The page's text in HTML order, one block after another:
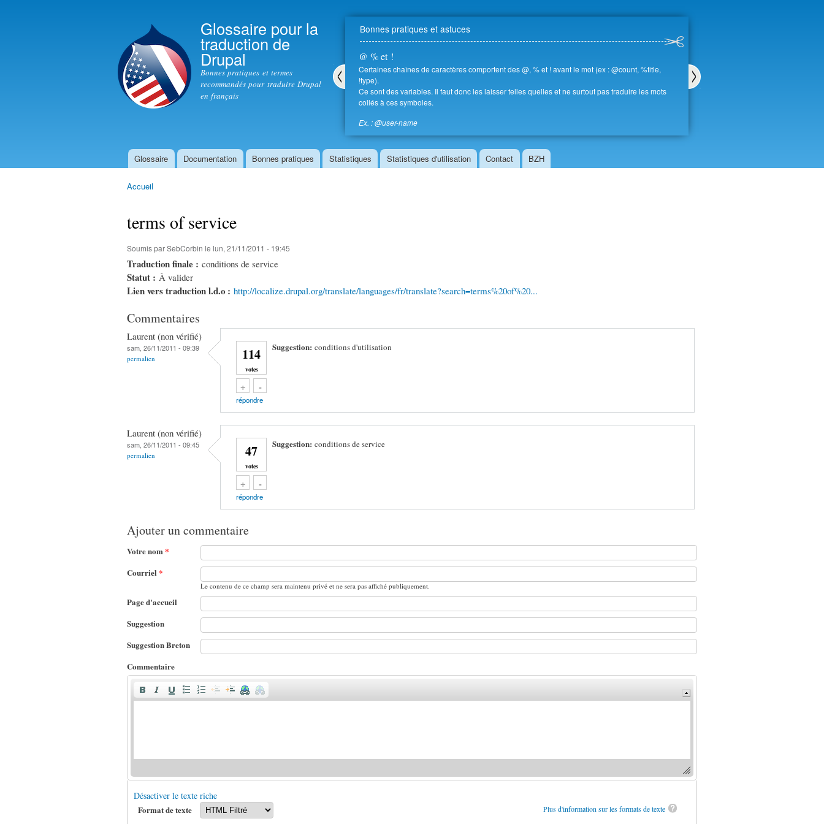
contenu
principal
Glossaire pour la
traduction de
Drupal
Bonnes pratiques et termes
recommandés pour traduire Drupal
en français
Bonnes pratiques et astuces
@ % et !
Certaines chaînes de caractères comportent des @, % et ! avant le mot (ex : @count, %title,
!type).
Ce sont des variables. Il faut donc les laisser telles quelles et ne surtout pas traduire les mots
collés à ces symboles.
Ex. : @user-name
Menu principal
Glossaire Documentation Bonnes pratiques Statistiques Statistiques d'utilisation Contact BZH
Accueil
terms of service
Soumis parSebCorbin le lun, 21/11/2011 - 19:45
Traduction finale : conditions de service
Statut : À valider
Lien vers traduction l.d.o : http://localize.drupal.org/translate/languages/fr/translate?search=terms%20of%20...
Commentaires
Laurent (non vérifié)
sam, 26/11/2011 - 09:39
permalien 114
votes
+
Vote up!-
Vote down!
Suggestion:conditions d'utilisation
répondre
Laurent (non vérifié)
sam, 26/11/2011 - 09:45
permalien 47
votes
+
Vote up!-
Vote down!
Suggestion:conditions de service
répondre
Ajouter un commentaire
Votre nom*
Courriel *
Le contenu de ce champ sera maintenu privé et ne sera pas affiché publiquement.
Page d'accueil
Suggestion
Suggestion Breton
Commentaire
Désactiver le texte riche
Plus d'information sur les formats de texte
Format de texte